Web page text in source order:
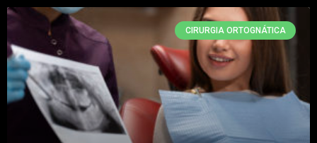
CIRURGIA ORTOGNÁTICA